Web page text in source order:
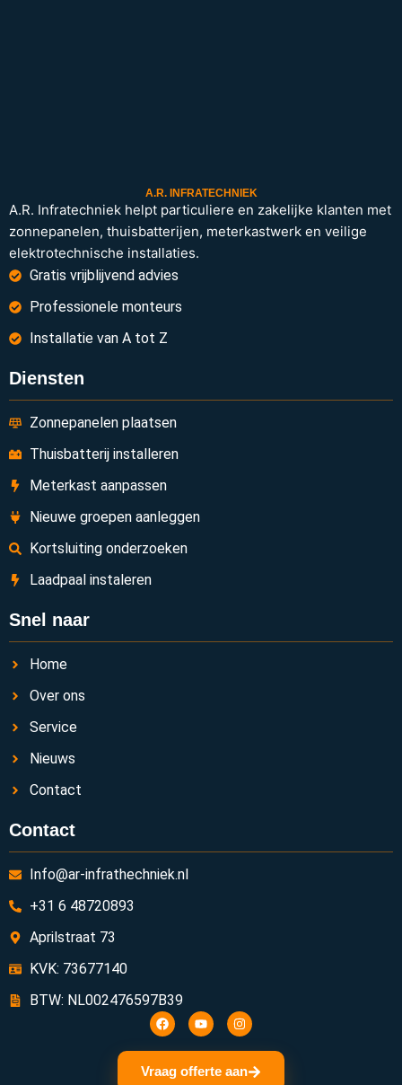
A.R. INFRATECHNIEK
A.R. Infratechniek helpt particuliere en zakelijke klanten met
zonnepanelen, thuisbatterijen, meterkastwerk en veilige
elektrotechnische installaties.
Gratis vrijblijvend advies
Professionele monteurs
Installatie van A tot Z
Diensten
Zonnepanelen plaatsen
Thuisbatterij installeren
Meterkast aanpassen
Nieuwe groepen aanleggen
Kortsluiting onderzoeken
Laadpaal instaleren
Snel naar
Home
Over ons
Service
Nieuws
Contact
Contact
Info@ar-infrathechniek.nl
+31 6 48720893
Aprilstraat 73
KVK: 73677140
BTW: NL002476597B39
Vraag offerte aan